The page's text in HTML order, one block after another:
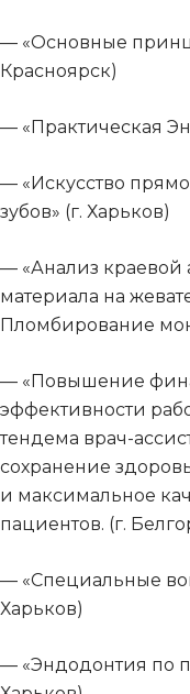
— «Основные
Красноярск)
— «Практическая
— «Искусство
зубов» (г. Харьков)
— «Анализ краевой
материала на
Пломбирование
— «Повышение
эффективности
тендема врач-
сохранение
и максимальное
пациентов. (г.
— «Специальные
Харьков)
— «Эндодонтия по